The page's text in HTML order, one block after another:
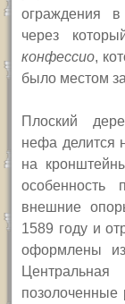
ограждения
через
конфессио,
было местом
Плоский
нефа делится
на
внешние
1589 году и
оформлены
Центральная